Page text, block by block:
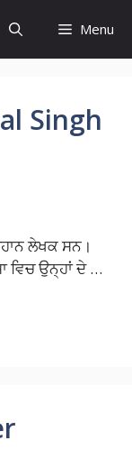
Menu
Singh
ਲੇਖਕ ਸਨ।
ਵਿਚ ਉਨ੍ਹਾਂ ਦੇ …